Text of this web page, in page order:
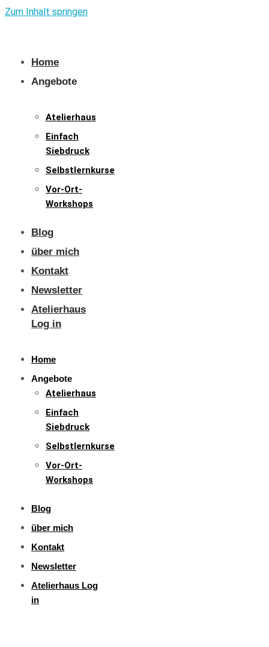
Zum Inhalt springen
Home
Angebote
Atelierhaus
Einfach
Siebdruck
Selbstlernkurse
Vor-Ort-
Workshops
Blog
über mich
Kontakt
Newsletter
Atelierhaus
Log in
Home
Angebote
Atelierhaus
Einfach
Siebdruck
Selbstlernkurse
Vor-Ort-
Workshops
Blog
über mich
Kontakt
Newsletter
Atelierhaus Log
in